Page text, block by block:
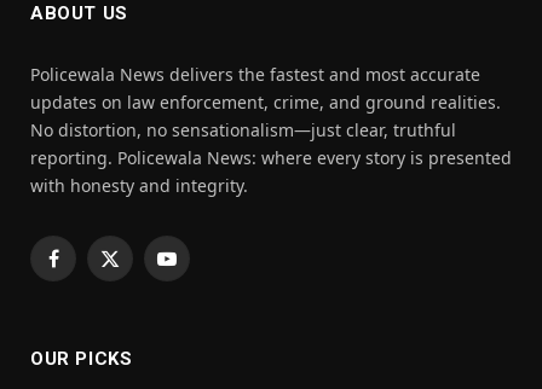
ABOUT US
Policewala News delivers the fastest and most accurate
updates on law enforcement, crime, and ground realities.
No distortion, no sensationalism—just clear, truthful
reporting. Policewala News: where every story is presented
with honesty and integrity.
Facebook
X
YouTube
OUR PICKS